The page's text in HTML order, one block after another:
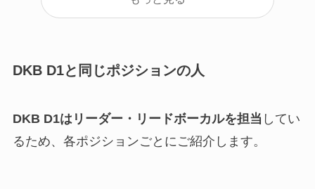
DKB D1と同じポジションの人
DKB D1はリーダー・リードボーカルを担当 してい
るため、各ポジションごとにご紹介します。